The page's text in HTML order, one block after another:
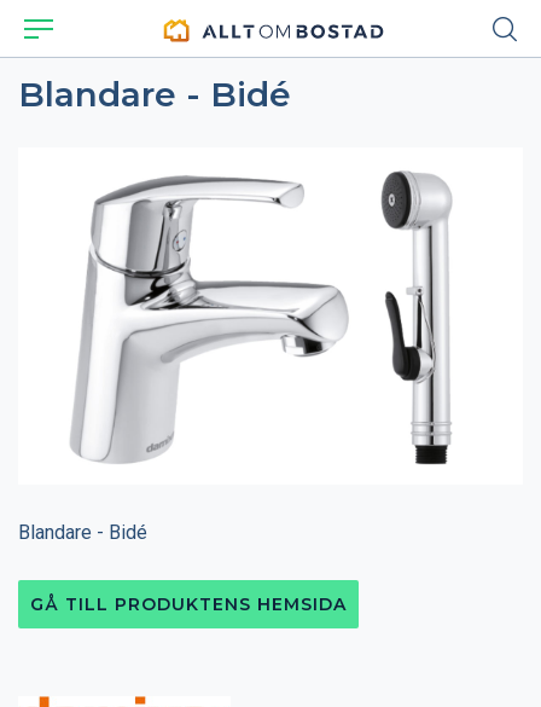
Blandare - Bidé
Blandare - Bidé
GÅ TILL PRODUKTENS HEMSIDA